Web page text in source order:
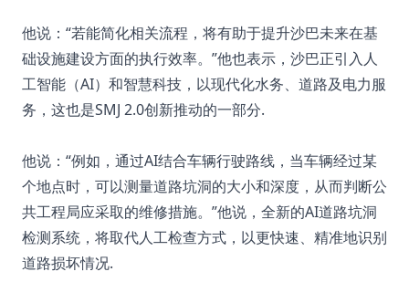
他说：“若能简化相关流程，将有助于提升沙巴未来在基
础设施建设方面的执行效率。”他也表示，沙巴正引入人
工智能（AI）和智慧科技，以现代化水务、道路及电力服
务，这也是SMJ 2.0创新推动的一部分.
他说：“例如，通过AI结合车辆行驶路线，当车辆经过某
个地点时，可以测量道路坑洞的大小和深度，从而判断公
共工程局应采取的维修措施。”他说，全新的AI道路坑洞
检测系统，将取代人工检查方式，以更快速、精准地识别
道路损坏情况.